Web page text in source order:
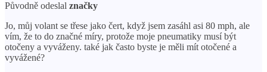
Původně odeslal značky
Jo, můj volant se třese jako čert, když jsem zasáhl asi 80 mph, ale
vím, že to do značné míry, protože moje pneumatiky musí být
otočeny a vyváženy. také jak často byste je měli mít otočené a
vyvážené?